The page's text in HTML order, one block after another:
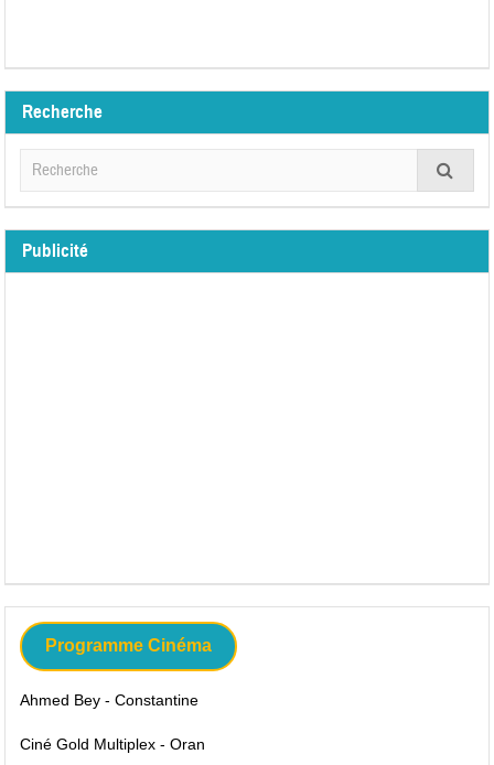
Recherche
Publicité
Programme Cinéma
Ahmed Bey - Constantine
Ciné Gold Multiplex - Oran